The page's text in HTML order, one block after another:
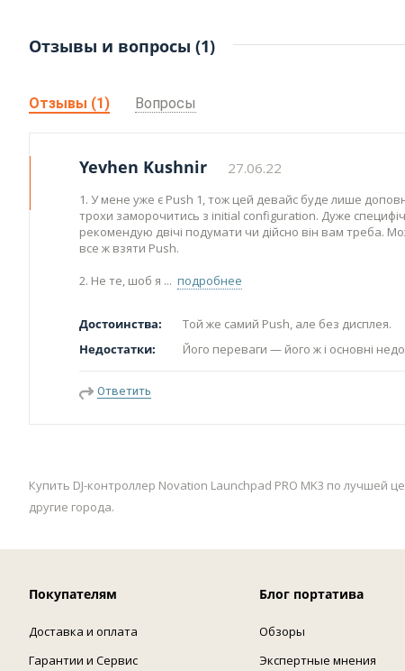
Отзывы и вопросы (1)
Отзывы (1) Вопросы
Yevhen Kushnir 27.06.22
1. У мене уже є Push 1, тож цей девайс буде лише
трохи заморочитись з initial configuration. Дуже
рекомендую двічі подумати чи дійсно він вам треба.
все ж взяти Push.
2. Не те, шоб я
подробнее
Достоинства:
Той же самий Push, але без дисплея.
Недостатки:
Його переваги — його ж і основні
Ответить
Купить DJ-контроллер Novation Launchpad PRO MK3 по
другие города.
Покупателям
Доставка и оплата
Гарантии и Сервис
Блог портатива
Обзоры
Экспертные мнения